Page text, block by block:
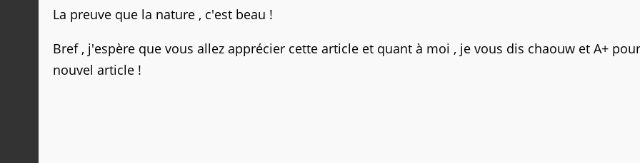
La preuve que la nature , c'est beau !
Bref , j'espère que vous allez apprécier cette article et quant à moi , je vous dis chaouw et A+
nouvel article !